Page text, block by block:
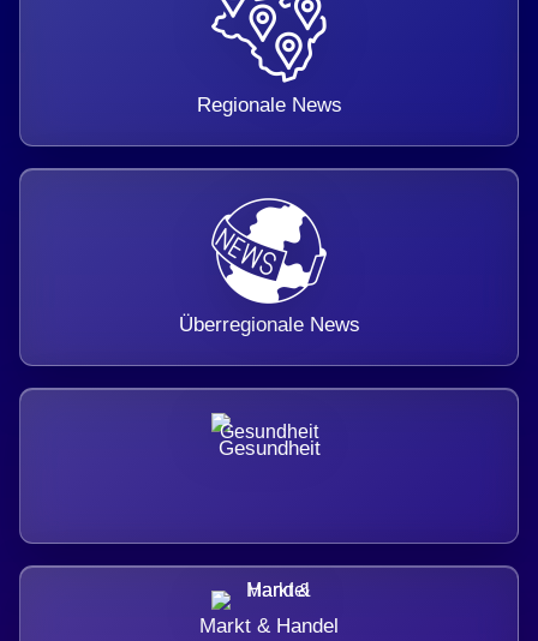
Regionale News
Überregionale News
Gesundheit
Markt & Handel